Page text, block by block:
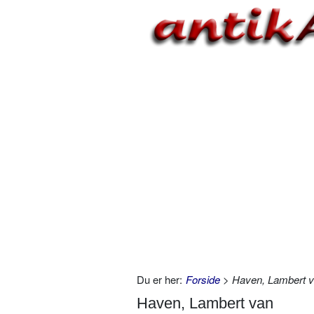
Du er her: Forside > Haven, Lambert
Haven, Lambert van